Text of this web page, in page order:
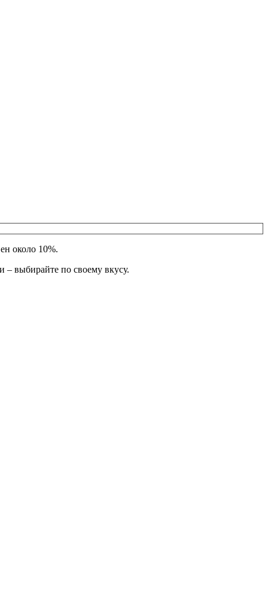
около 10%.
– выбирайте по своему вкусу.